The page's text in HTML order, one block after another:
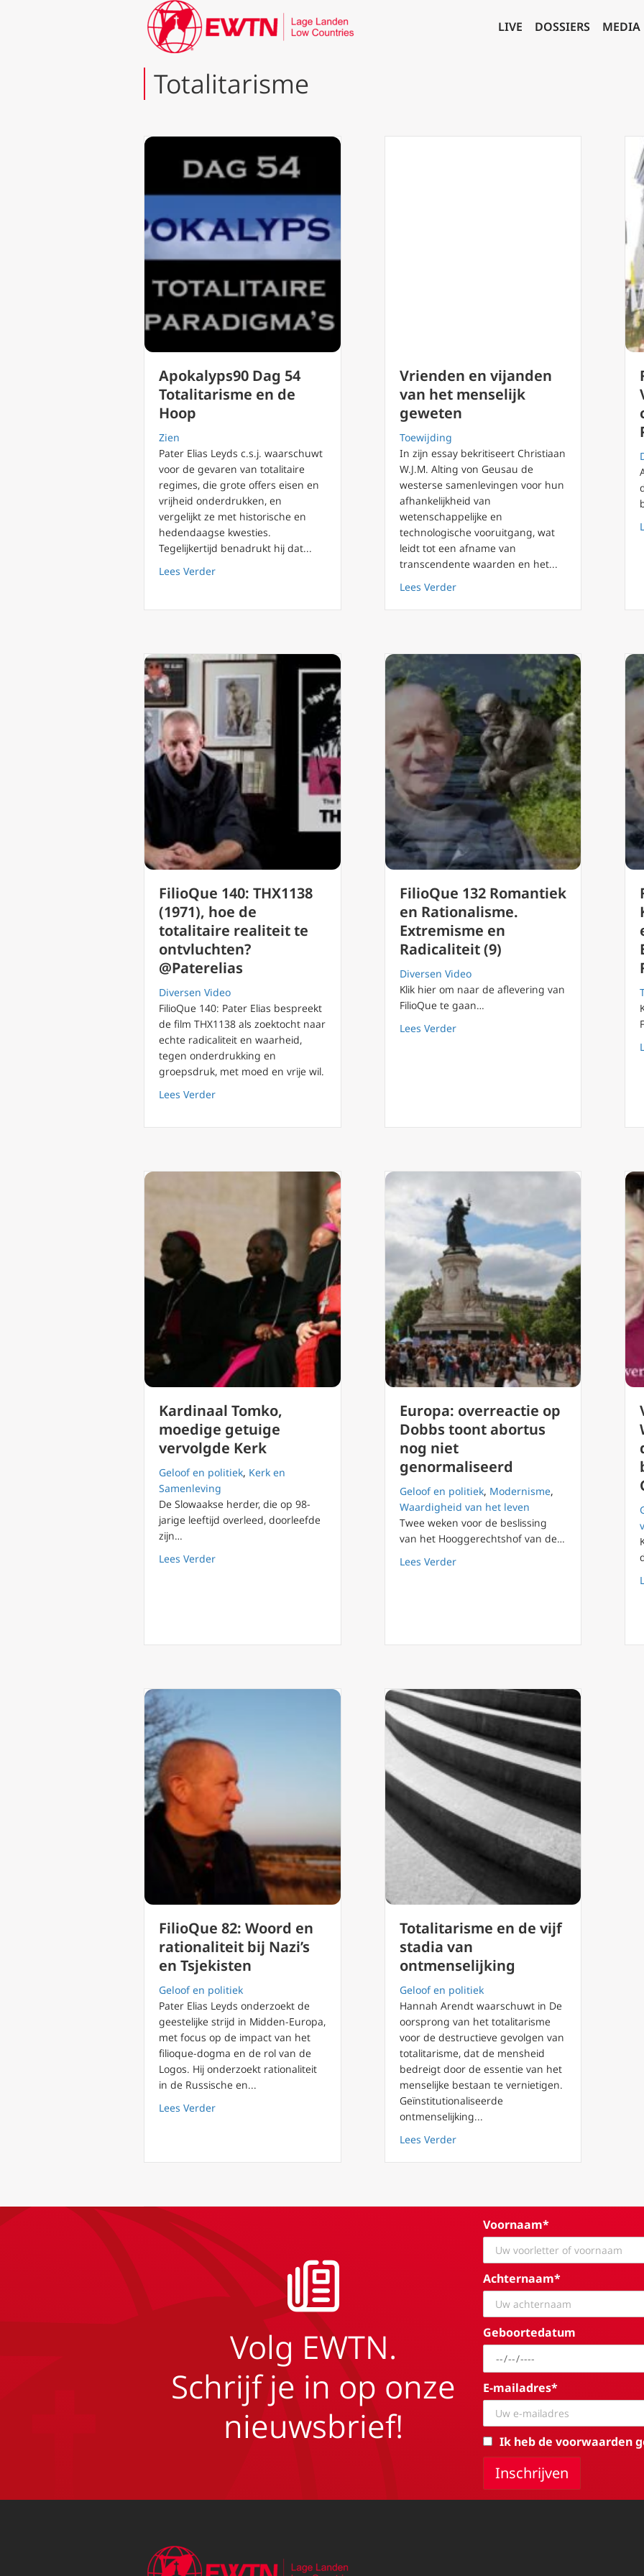
LIVE DOSSIERS MEDIA
Totalitarisme
Apokalyps90 Dag 54
Totalitarisme en de
Hoop
Zien
Pater Elias Leyds c.s.j. waarschuwt
voor de gevaren van totalitaire
regimes, die grote offers eisen en
vrijheid onderdrukken, en
vergelijkt ze met historische en
hedendaagse kwesties.
Tegelijkertijd benadrukt hij dat...
Lees Verderabout Apokalyps90 Dag 54 Totalitarisme en de Hoop
Vrienden en vijanden
van het menselijk
geweten
Toewijding
In zijn essay bekritiseert Christiaan
W.J.M. Alting von Geusau de
westerse samenlevingen voor hun
afhankelijkheid van
wetenschappelijke en
technologische vooruitgang, wat
leidt tot een afname van
transcendente waarden en het...
Lees Verderabout Vrienden en vijanden van het
FilioQue 140: THX1138
(1971), hoe de
totalitaire realiteit te
ontvluchten?
@Paterelias
Diversen Video
FilioQue 140: Pater Elias bespreekt
de film THX1138 als zoektocht naar
echte radicaliteit en waarheid,
tegen onderdrukking en
groepsdruk, met moed en vrije wil.
Lees Verderabout FilioQue 140: THX1138 (1971), hoe de totalitaire realiteit te ontvluchten? @Paterelias
FilioQue 132 Romantiek
en Rationalisme.
Extremisme en
Radicaliteit (9)
Diversen Video
Klik hier om naar de aflevering van
FilioQue te gaan…
Lees Verderabout FilioQue 132 Romantiek en
Kardinaal Tomko,
moedige getuige
vervolgde Kerk
Geloof en politiek, Kerk en
Samenleving
De Slowaakse herder, die op 98-
jarige leeftijd overleed, doorleefde
zijn…
Lees Verderabout Kardinaal Tomko, moedige getuige vervolgde Kerk
Europa: overreactie op
Dobbs toont abortus
nog niet
genormaliseerd
Geloof en politiek, Modernisme,
Waardigheid van het leven
Twee weken voor de beslissing
van het Hooggerechtshof van de…
Lees Verderabout Europa: overreactie op Dobbs
FilioQue 82: Woord en
rationaliteit bij Nazi’s
en Tsjekisten
Geloof en politiek
Pater Elias Leyds onderzoekt de
geestelijke strijd in Midden-Europa,
met focus op de impact van het
filioque-dogma en de rol van de
Logos. Hij onderzoekt rationaliteit
in de Russische en...
Lees Verderabout FilioQue 82: Woord en rationaliteit bij Nazi’s en Tsjekisten
Totalitarisme en de vijf
stadia van
ontmenselijking
Geloof en politiek
Hannah Arendt waarschuwt in De
oorsprong van het totalitarisme
voor de destructieve gevolgen van
totalitarisme, dat de mensheid
bedreigt door de essentie van het
menselijke bestaan te vernietigen.
Geïnstitutionaliseerde
ontmenselijking...
Lees Verderabout Totalitarisme en de vijf stadia
Volg EWTN.
Schrijf je in op onze
nieuwsbrief!
Voornaam*
Achternaam*
Geboortedatum
E-mailadres*
Ik heb de voorwaarden